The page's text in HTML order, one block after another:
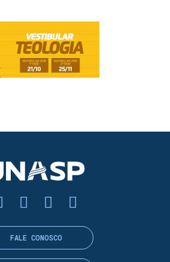
FALE CONOSCO